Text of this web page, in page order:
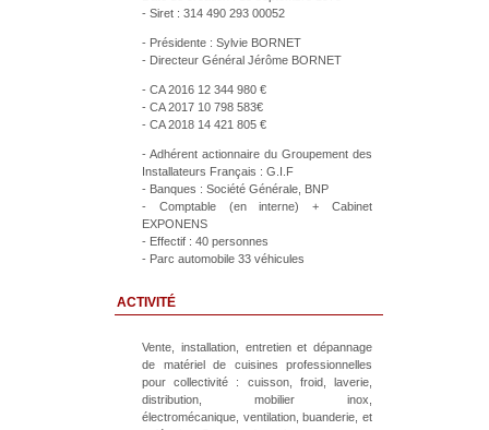
- Siret : 314 490 293 00052
- Présidente : Sylvie BORNET
- Directeur Général Jérôme BORNET
- CA 2016 12 344 980 €
- CA 2017 10 798 583€
- CA 2018 14 421 805 €
- Adhérent actionnaire du Groupement des
Installateurs Français : G.I.F
- Banques : Société Générale, BNP
- Comptable (en interne) + Cabinet
EXPONENS
- Effectif : 40 personnes
- Parc automobile 33 véhicules
ACTIVITÉ
Vente, installation, entretien et dépannage
de matériel de cuisines professionnelles
pour collectivité : cuisson, froid, laverie,
distribution, mobilier inox,
électromécanique, ventilation, buanderie, et